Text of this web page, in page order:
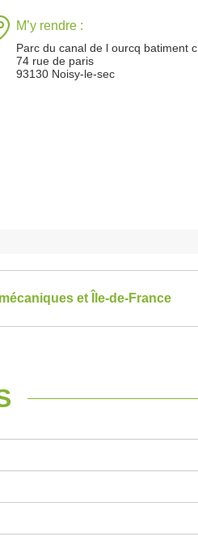
M’y rendre :
Parc du canal de l ourcq batiment c
74 rue de paris
93130 Noisy-le-sec
et Île-de-France